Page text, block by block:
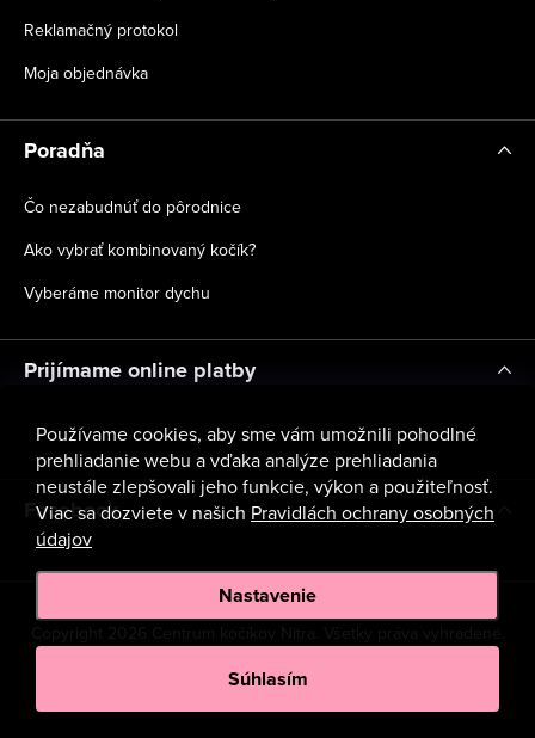
Používame cookies, aby sme vám umožnili pohodlné
prehliadanie webu a vďaka analýze prehliadania
neustále zlepšovali jeho funkcie, výkon a použiteľnosť.
Viac sa dozviete v našich Pravidlách ochrany osobných
údajov
Nastavenie
Súhlasím
Reklamačný protokol
Moja objednávka
Poradňa
Čo nezabudnúť do pôrodnice
Ako vybrať kombinovaný kočík?
Vyberáme monitor dychu
Prijímame online platby
Facebook